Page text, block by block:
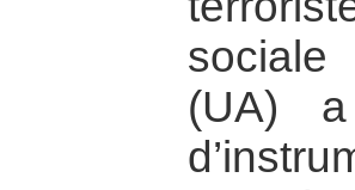
(UA)